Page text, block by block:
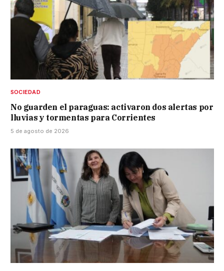
SOCIEDAD
No guarden el paraguas: activaron dos alertas por
lluvias y tormentas para Corrientes
5 de agosto de 2026